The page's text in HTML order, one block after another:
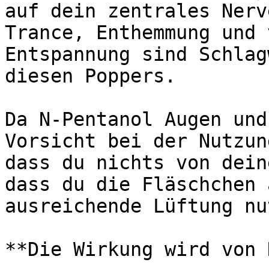
auf dein zentrales
Trance, Enthemmung
Entspannung sind
diesen Poppers.
Da N-Pentanol Augen
Vorsicht bei der
dass du nichts von
dass du die Fläschchen
ausreichende Lüftung
**Die Wirkung wird von